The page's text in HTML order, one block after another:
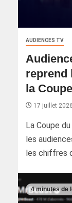
AUDIENCES TV
reprend
la
17 juillet 2026
La Coupe
les
les chiffres
4 minutes de